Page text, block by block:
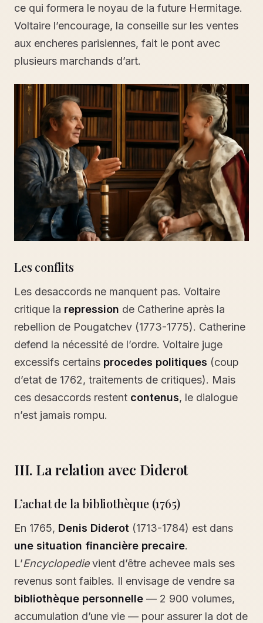
ce qui formera le noyau de la future Hermitage.
Voltaire l’encourage, la conseille sur les ventes
aux encheres parisiennes, fait le pont avec
plusieurs marchands d’art.
Les conflits
Les desaccords ne manquent pas. Voltaire
critique la repression de Catherine après la
rebellion de Pougatchev (1773-1775). Catherine
defend la nécessité de l’ordre. Voltaire juge
excessifs certains procedes politiques (coup
d’etat de 1762, traitements de critiques). Mais
ces desaccords restent contenus, le dialogue
n’est jamais rompu.
III. La relation avec Diderot
L’achat de la bibliothèque (1765)
En 1765, Denis Diderot (1713-1784) est dans
une situation financière precaire.
L’Encyclopedievient d’être achevee mais ses
revenus sont faibles. Il envisage de vendre sa
bibliothèque personnelle — 2 900 volumes,
accumulation d’une vie — pour assurer la dot de